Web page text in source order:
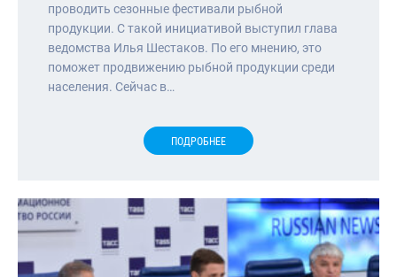
проводить сезонные фестивали рыбной
продукции. С такой инициативой выступил глава
ведомства Илья Шестаков. По его мнению, это
поможет продвижению рыбной продукции среди
населения. Сейчас в…
ПОДРОБНЕЕ